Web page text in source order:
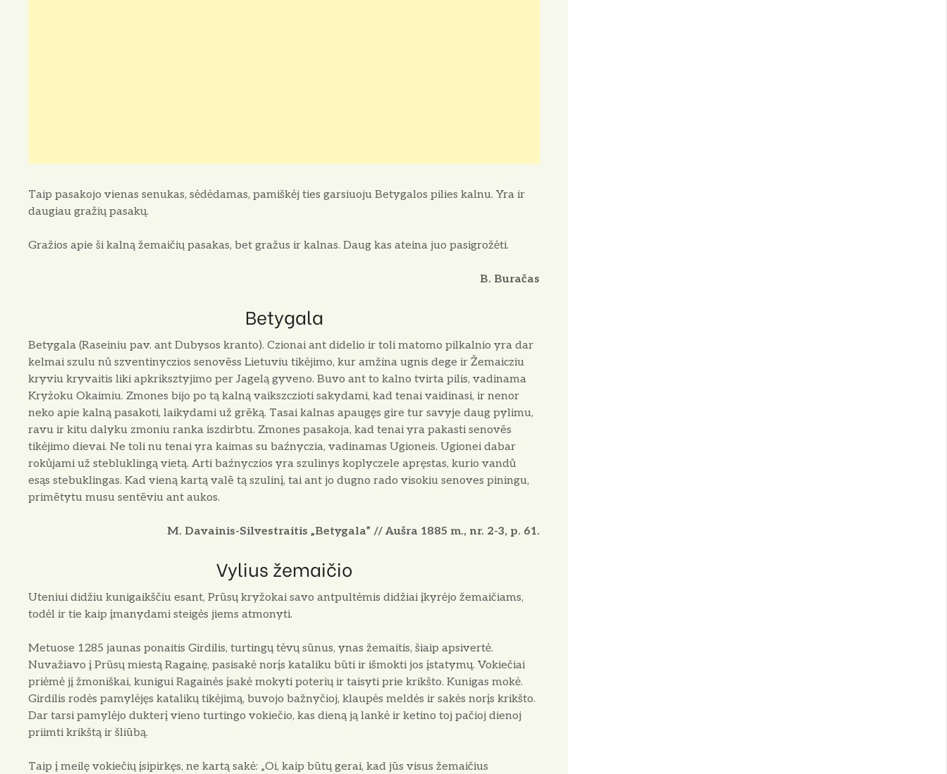
Taip pasakojo vienas senukas, sėdė­damas, pamiškėj ties garsiuoju Betygalos pilies kalnu. Yra ir
daugiau gražių pa­sakų.
Gražios apie ši kalną žemaičių pasa­kas, bet gražus ir kalnas. Daug kas ateina juo pasigrožėti.
B. Buračas
Betygala
Betygala (Raseiniu pav. ant Dubysos kranto). Czionai ant didelio ir toli matomo pilkalnio yra dar
kelmai szulu nů szventinyczios senovēss Lietuviu tikėjimo, kur amžina ugnis dege ir Žemaicziu
kryviu kryvaitis liki apkriksztyjimo per Jagelą gyveno. Buvo ant to kalno tvirta pilis, vadinama
Kryżoku Okaimiu. Zmones bijo po tą kalną vaikszczioti sakydami, kad tenai vaidinasi, ir nenor
neko apie kalną pasakoti, laikydami už grēką. Tasai kalnas apaugęs gire tur savyje daug pylimu,
ravu ir kitu dalyku zmoniu ranka iszdirbtu. Zmones pasakoja, kad tenai yra pakasti senovēs
tikėjimo dievai. Ne toli nu tenai yra kaimas su baźnyczia, vadinamas Ugioneis. Ugionei dabar
rokůjami už stebluklingą vietą. Arti baźnyczios yra szulinys koplyczele apręstas, kurio vandů
esąs stebuklingas. Kad vieną kartą valē tą szulinį, tai ant jo dugno rado visokiu senoves piningu,
primētytu musu sentēviu ant aukos.
M. Davainis-Silvestraitis „Betygala” // Aušra 1885 m., nr. 2-3, p. 61.
Vylius žemaičio
Uteniui didžiu kunigaikščiu esant, Prūsų kryžokai savo antpultėmis didžiai įkyrėjo žemaičiams,
todėl ir tie kaip įmanydami steigės jiems atmonyti.
Metuose 1285 jaunas ponaitis Girdilis, turtingų tėvų sūnus, ynas žemaitis, šiaip apsivertė.
Nuvažiavo į Prūsų miestą Ragainę, pasisakė norįs kataliku būti ir išmokti jos įstatymų. Vokiečiai
priėmė jį žmoniškai, kunigui Ragainės įsakė mokyti poterių ir taisyti prie krikšto. Kunigas mokė.
Girdilis rodės pamylėjęs katalikų tikėjimą, buvojo bažnyčioj, klaupės meldės ir sakės norįs krikšto.
Dar tarsi pamylėjo dukterį vieno turtingo vokiečio, kas dieną ją lankė ir ketino toj pačioj dienoj
priimti krikštą ir šliūbą.
Taip į meilę vokiečių įsipirkęs, ne kartą sakė: „Oi, kaip būtų gerai, kad jūs visus žemaičius